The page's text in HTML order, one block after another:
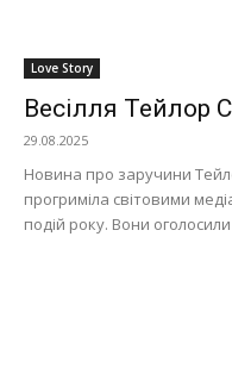
Love Story
Весілля Тейлор
29.08.2025
Новина про заручини
прогриміла світовими
подій року. Вони